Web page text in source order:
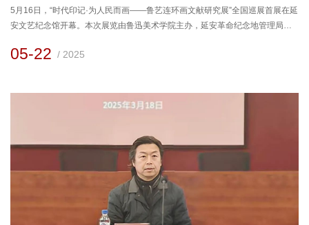
5月16日，“时代印记·为人民而画——鲁艺连环画文献研究展”全国巡展首展在延
安文艺纪念馆开幕。本次展览由鲁迅美术学院主办，延安革命纪念地管理局联
传媒动画学院承办。展览作品共300余件，涵盖历史文献、创作草图、绘画手
展的坚定决心和历史担当。...
05-22 / 2025